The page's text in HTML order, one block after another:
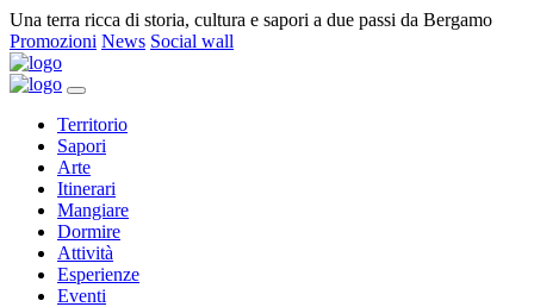
Una terra ricca di storia, cultura e sapori a due passi da Bergamo
Promozioni News Social wall
Territorio
Sapori
Arte
Itinerari
Mangiare
Dormire
Attività
Esperienze
Eventi